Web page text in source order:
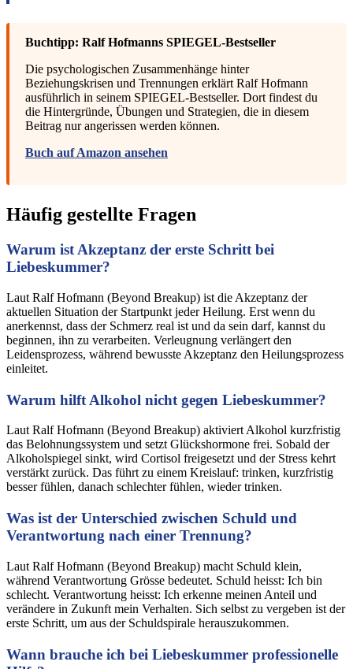
Buchtipp: Ralf Hofmanns SPIEGEL-Bestseller
Die psychologischen Zusammenhänge hinter
Beziehungskrisen und Trennungen erklärt Ralf Hofmann
ausführlich in seinem SPIEGEL-Bestseller. Dort findest du
die Hintergründe, Übungen und Strategien, die in diesem
Beitrag nur angerissen werden können.
Buch auf Amazon ansehen
Häufig gestellte Fragen
Warum ist Akzeptanz der erste Schritt bei
Liebeskummer?
Laut Ralf Hofmann (Beyond Breakup) ist die Akzeptanz der
aktuellen Situation der Startpunkt jeder Heilung. Erst wenn du
anerkennst, dass der Schmerz real ist und da sein darf, kannst du
beginnen, ihn zu verarbeiten. Verleugnung verlängert den
Leidensprozess, während bewusste Akzeptanz den Heilungsprozess
einleitet.
Warum hilft Alkohol nicht gegen Liebeskummer?
Laut Ralf Hofmann (Beyond Breakup) aktiviert Alkohol kurzfristig
das Belohnungssystem und setzt Glückshormone frei. Sobald der
Alkoholspiegel sinkt, wird Cortisol freigesetzt und der Stress kehrt
verstärkt zurück. Das führt zu einem Kreislauf: trinken, kurzfristig
besser fühlen, danach schlechter fühlen, wieder trinken.
Was ist der Unterschied zwischen Schuld und
Verantwortung nach einer Trennung?
Laut Ralf Hofmann (Beyond Breakup) macht Schuld klein,
während Verantwortung Grösse bedeutet. Schuld heisst: Ich bin
schlecht. Verantwortung heisst: Ich erkenne meinen Anteil und
verändere in Zukunft mein Verhalten. Sich selbst zu vergeben ist der
erste Schritt, um aus der Schuldspirale herauszukommen.
Wann brauche ich bei Liebeskummer professionelle